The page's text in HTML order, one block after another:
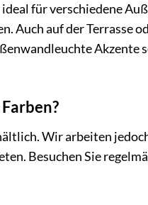
für verschiedene
Auch auf der Terrasse
Akzente
Wir arbeiten
Besuchen Sie